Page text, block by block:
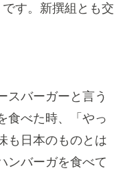
す。新撰組とも交
スバーガーと言う
食べた時、「やっ
も日本のものとは
ンバーガを食べて